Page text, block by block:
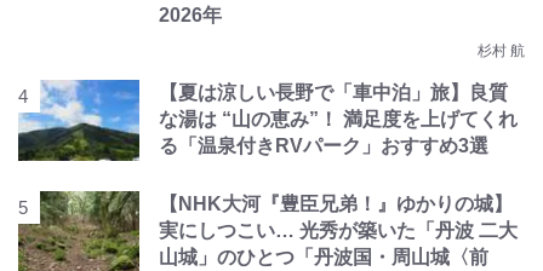
2026年
杉村 航
【夏は涼しい長野で「車中泊」旅】良質
な湯は “山の恵み”！ 満足度を上げてくれ
る「温泉付きRVパーク」おすすめ3選
【NHK大河『豊臣兄弟！』ゆかりの城】
実にしつこい… 光秀が築いた「丹波 二大
山城」のひとつ「丹波国・周山城〈前